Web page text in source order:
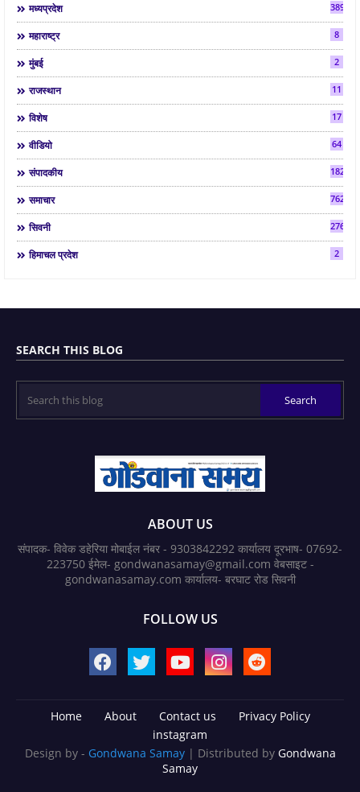
मध्यप्रदेश 3892
महाराष्ट्र 8
मुंबई 2
राजस्थान 11
विशेष 17
वीडियो 64
संपादकीय 182
समाचार 7624
सिवनी 2763
हिमाचल प्रदेश 2
SEARCH THIS BLOG
ABOUT US
संपादक- विवेक डहेरिया मोबाईल नंबर - 9303842292 कार्यालय दूरभाष- 07692-
223750 ईमेल- gondwanasamay@gmail.com वेबसाइट -
gondwanasamay.com कार्यालय- बरघाट रोड सिवनी
FOLLOW US
Home About Contact us
Privacy Policy
instagram
Design by - Gondwana Samay | Distributed by Gondwana
Samay